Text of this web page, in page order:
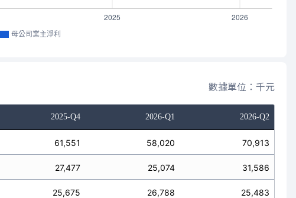
母公司業主淨利
數據單位：千元
2025-Q4 2026-Q1 2026-Q2
61,551 58,020 70,913
27,477 25,074 31,586
25,675 26,788 25,483